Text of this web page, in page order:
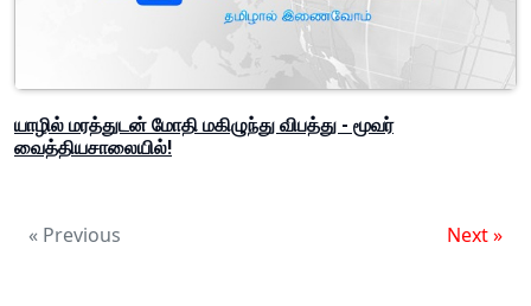
யாழில் மரத்துடன் மோதி மகிழுந்து விபத்து - மூவர்
வைத்தியசாலையில்!
« Previous Next »